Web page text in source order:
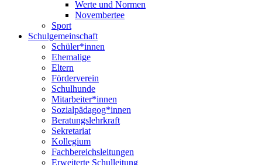
Werte und Normen
Novembertee
Sport
Schulgemeinschaft
Schüler*innen
Ehemalige
Eltern
Förderverein
Schulhunde
Mitarbeiter*innen
Sozialpädagog*innen
Beratungslehrkraft
Sekretariat
Kollegium
Fachbereichsleitungen
Erweiterte Schulleitung